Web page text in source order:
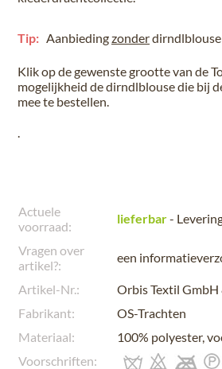
Tip: Aanbiedingzonderdirndlblouse
Klik op de gewenste grootte van de
mogelijkheid de dirndlblouse die bij
mee te bestellen.
.
Actuele
voorraad:
lieferbar-
Vragen over
artikel?:
een
Artikel-Nr.:
Orbis Textil GmbH
Fabrikant:
OS-Trachten
Materiaal:
100% polyester,
Voorschriften: